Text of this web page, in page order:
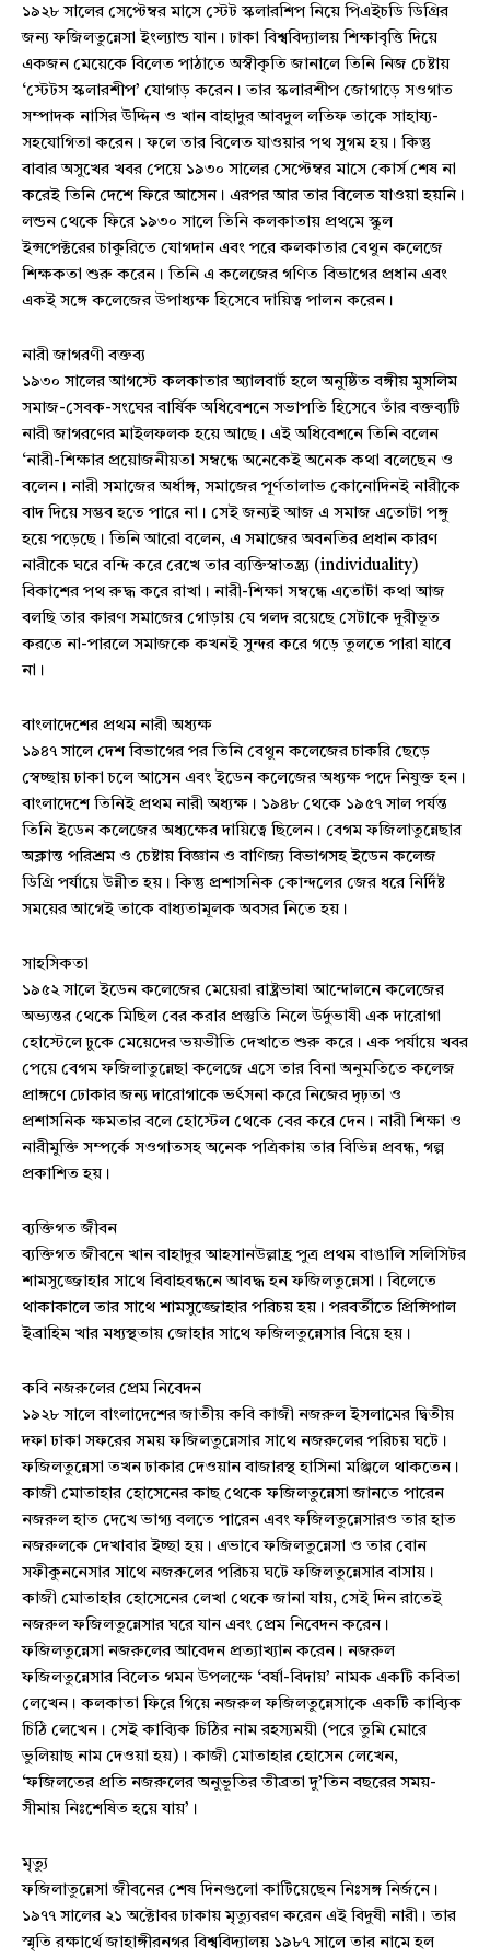
Champs21
১৯২৮ সালের সেপ্টেম্বর মাসে স্টেট স্কলারশিপ নিয়ে পিএইচডি ডিগ্রির
জন্য ফজিলতুন্নেসা ইংল্যান্ড যান। ঢাকা বিশ্ববিদ্যালয় শিক্ষাবৃত্তি দিয়ে
একজন মেয়েকে বিলেত পাঠাতে অস্বীকৃতি জানালে তিনি নিজ চেষ্টায়
‘স্টেটস স্কলারশীপ’ যোগাড় করেন। তার স্কলারশীপ জোগাড়ে সওগাত
সম্পাদক নাসির উদ্দিন ও খান বাহাদুর আবদুল লতিফ তাকে সাহায্য-
সহযোগিতা করেন। ফলে তার বিলেত যাওয়ার পথ সুগম হয়। কিন্তু
বাবার অসুখের খবর পেয়ে ১৯৩০ সালের সেপ্টেম্বর মাসে কোর্স শেষ না
করেই তিনি দেশে ফিরে আসেন। এরপর আর তার বিলেত যাওয়া হয়নি।
লন্ডন থেকে ফিরে ১৯৩০ সালে তিনি কলকাতায় প্রথমে স্কুল
ইন্সপেক্টরের চাকুরিতে যোগদান এবং পরে কলকাতার বেথুন কলেজে
শিক্ষকতা শুরু করেন। তিনি এ কলেজের গণিত বিভাগের প্রধান এবং
একই সঙ্গে কলেজের উপাধ্যক্ষ হিসেবে দায়িত্ব পালন করেন।
নারী জাগরণী বক্তব্য
১৯৩০ সালের আগস্টে কলকাতার অ্যালবার্ট হলে অনুষ্ঠিত বঙ্গীয় মুসলিম
সমাজ-সেবক-সংঘের বার্ষিক অধিবেশনে সভাপতি হিসেবে তাঁর বক্তব্যটি
নারী জাগরণের মাইলফলক হয়ে আছে। এই অধিবেশনে তিনি বলেন
‘নারী-শিক্ষার প্রয়োজনীয়তা সম্বন্ধে অনেকেই অনেক কথা বলেছেন ও
বলেন। নারী সমাজের অর্ধাঙ্গ, সমাজের পূর্ণতালাভ কোনোদিনই নারীকে
বাদ দিয়ে সম্ভব হতে পারে না। সেই জন্যই আজ এ সমাজ এতোটা পঙ্গু
হয়ে পড়েছে। তিনি আরো বলেন, এ সমাজের অবনতির প্রধান কারণ
নারীকে ঘরে বন্দি করে রেখে তার ব্যক্তিস্বাতন্ত্র্য (individuality)
বিকাশের পথ রুদ্ধ করে রাখা। নারী-শিক্ষা সম্বন্ধে এতোটা কথা আজ
বলছি তার কারণ সমাজের গোড়ায় যে গলদ রয়েছে সেটাকে দূরীভূত
করতে না-পারলে সমাজকে কখনই সুন্দর করে গড়ে তুলতে পারা যাবে
না।
বাংলাদেশের প্রথম নারী অধ্যক্ষ
১৯৪৭ সালে দেশ বিভাগের পর তিনি বেথুন কলেজের চাকরি ছেড়ে
স্বেচ্ছায় ঢাকা চলে আসেন এবং ইডেন কলেজের অধ্যক্ষ পদে নিযুক্ত হন।
বাংলাদেশে তিনিই প্রথম নারী অধ্যক্ষ। ১৯৪৮ থেকে ১৯৫৭ সাল পর্যন্ত
তিনি ইডেন কলেজের অধ্যক্ষের দায়িত্বে ছিলেন। বেগম ফজিলাতুন্নেছার
অক্লান্ত পরিশ্রম ও চেষ্টায় বিজ্ঞান ও বাণিজ্য বিভাগসহ ইডেন কলেজ
ডিগ্রি পর্যায়ে উন্নীত হয়। কিন্তু প্রশাসনিক কোন্দলের জের ধরে নির্দিষ্ট
সময়ের আগেই তাকে বাধ্যতামূলক অবসর নিতে হয়।
সাহসিকতা
১৯৫২ সালে ইডেন কলেজের মেয়েরা রাষ্ট্রভাষা আন্দোলনে কলেজের
অভ্যন্তর থেকে মিছিল বের করার প্রস্তুতি নিলে উর্দুভাষী এক দারোগা
হোস্টেলে ঢুকে মেয়েদের ভয়ভীতি দেখাতে শুরু করে। এক পর্যায়ে খবর
পেয়ে বেগম ফজিলাতুন্নেছা কলেজে এসে তার বিনা অনুমতিতে কলেজ
প্রাঙ্গণে ঢোকার জন্য দারোগাকে ভর্ৎসনা করে নিজের দৃঢ়তা ও
প্রশাসনিক ক্ষমতার বলে হোস্টেল থেকে বের করে দেন। নারী শিক্ষা ও
নারীমুক্তি সম্পর্কে সওগাতসহ অনেক পত্রিকায় তার বিভিন্ন প্রবন্ধ, গল্প
প্রকাশিত হয়।
ব্যক্তিগত জীবন
ব্যক্তিগত জীবনে খান বাহাদুর আহসানউল্লাহ্র পুত্র প্রথম বাঙালি সলিসিটর
শামসুজ্জোহার সাথে বিবাহবন্ধনে আবদ্ধ হন ফজিলতুন্নেসা। বিলেতে
থাকাকালে তার সাথে শামসুজ্জোহার পরিচয় হয়। পরবর্তীতে প্রিন্সিপাল
ইব্রাহিম খার মধ্যস্থতায় জোহার সাথে ফজিলতুন্নেসার বিয়ে হয়।
কবি নজরুলের প্রেম নিবেদন
১৯২৮ সালে বাংলাদেশের জাতীয় কবি কাজী নজরুল ইসলামের দ্বিতীয়
দফা ঢাকা সফরের সময় ফজিলতুন্নেসার সাথে নজরুলের পরিচয় ঘটে।
ফজিলতুন্নেসা তখন ঢাকার দেওয়ান বাজারস্থ হাসিনা মঞ্জিলে থাকতেন।
কাজী মোতাহার হোসেনের কাছ থেকে ফজিলতুন্নেসা জানতে পারেন
নজরুল হাত দেখে ভাগ্য বলতে পারেন এবং ফজিলতুন্নেসারও তার হাত
নজরুলকে দেখাবার ইচ্ছা হয়। এভাবে ফজিলতুন্নেসা ও তার বোন
সফীকুননেসার সাথে নজরুলের পরিচয় ঘটে ফজিলতুন্নেসার বাসায়।
কাজী মোতাহার হোসেনের লেখা থেকে জানা যায়, সেই দিন রাতেই
নজরুল ফজিলতুন্নেসার ঘরে যান এবং প্রেম নিবেদন করেন।
ফজিলতুন্নেসা নজরুলের আবেদন প্রত্যাখ্যান করেন। নজরুল
ফজিলতুন্নেসার বিলেত গমন উপলক্ষে ‘বর্ষা-বিদায়’ নামক একটি কবিতা
লেখেন। কলকাতা ফিরে গিয়ে নজরুল ফজিলতুন্নেসাকে একটি কাব্যিক
চিঠি লেখেন। সেই কাব্যিক চিঠির নাম রহস্যময়ী (পরে তুমি মোরে
ভুলিয়াছ নাম দেওয়া হয়)। কাজী মোতাহার হোসেন লেখেন,
‘ফজিলতের প্রতি নজরুলের অনুভূতির তীব্রতা দু’তিন বছরের সময়-
সীমায় নিঃশেষিত হয়ে যায়’।
মৃত্যু
ফজিলাতুন্নেসা জীবনের শেষ দিনগুলো কাটিয়েছেন নিঃসঙ্গ নির্জনে।
১৯৭৭ সালের ২১ অক্টোবর ঢাকায় মৃত্যুবরণ করেন এই বিদুষী নারী। তার
স্মৃতি রক্ষার্থে জাহাঙ্গীরনগর বিশ্ববিদ্যালয় ১৯৮৭ সালে তার নামে হল